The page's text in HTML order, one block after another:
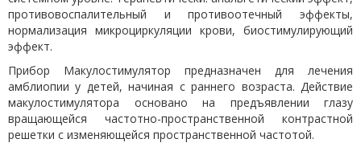
противовоспалительный и противоотечный эффекты,
нормализация микроциркуляции крови, биостимулирующий
эффект.
Прибор Макулостимулятор предназначен для лечения
амблиопии у детей, начиная с раннего возраста. Действие
макулостимулятора основано на предъявлении глазу
вращающейся частотно-пространственной контрастной
решетки с изменяющейся пространственной частотой.